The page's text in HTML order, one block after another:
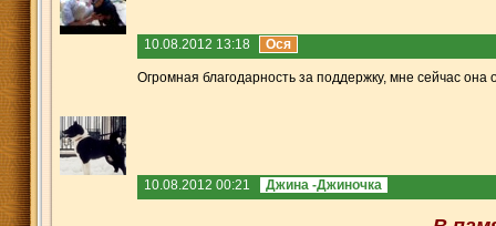
10.08.2012 13:18 Ося
Огромная благодарность за поддержку, мне сейчас она
10.08.2012 00:21 Джина -Джиночка